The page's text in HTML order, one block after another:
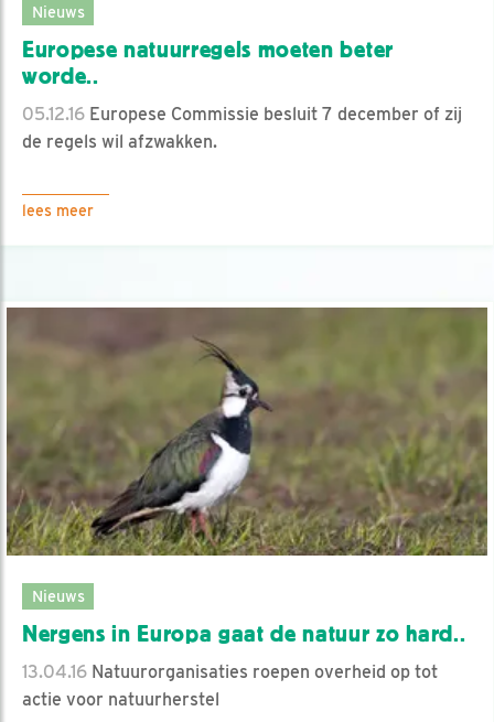
Nieuws
Europese natuurregels moeten beter
worde..
05.12.16 Europese Commissie besluit 7 december of zij
de regels wil afzwakken.
lees meer
Nieuws
Nergens in Europa gaat de natuur zo hard..
13.04.16 Natuurorganisaties roepen overheid op tot
actie voor natuurherstel